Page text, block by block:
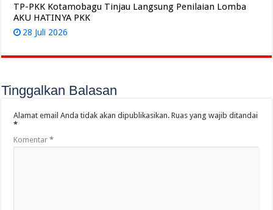
TP-PKK Kotamobagu Tinjau Langsung Penilaian Lomba
AKU HATINYA PKK
28 Juli 2026
Tinggalkan Balasan
Alamat email Anda tidak akan dipublikasikan. Ruas yang wajib ditandai
*
Komentar*